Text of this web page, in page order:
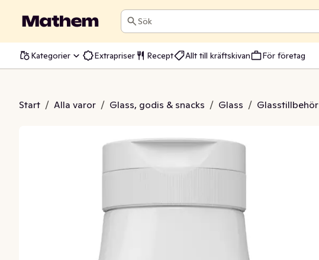
Sök
Kategorier Extrapriser Recept Allt till kräftskivan För företag
Start / Alla varor / Glass, godis & snacks / Glass / Glasstillbehör
Choklad